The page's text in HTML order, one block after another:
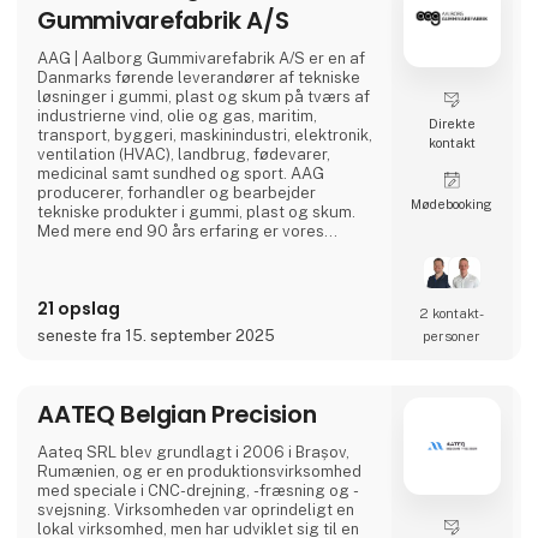
Gummivarefabrik A/S
AAG | Aalborg Gummivarefabrik A/S er en af
Danmarks førende leverandører af tekniske
løsninger i gummi, plast og skum på tværs af
industrierne vind, olie og gas, maritim,
transport, byggeri, maskinindustri, elektronik,
ventilation (HVAC), landbrug, fødevarer,
medicinal samt sundhed og sport. AAG
producerer, forhandler og bearbejder
tekniske produkter i gummi, plast og skum.
Med mere end 90 års erfaring er vores
21 opslag
seneste fra 15. september 2025
Direkte
kontakt
Møde­booking
2 kontakt­
personer
AATEQ Belgian Precision
Aateq SRL blev grundlagt i 2006 i Brașov,
Rumænien, og er en produktionsvirksomhed
med speciale i CNC-drejning, -fræsning og -
svejsning. Virksomheden var oprindeligt en
lokal virksomhed, men har udviklet sig til en